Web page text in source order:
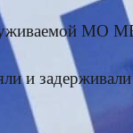
МО
и